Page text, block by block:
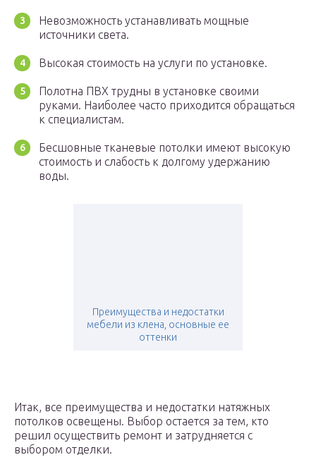
Невозможность устанавливать мощные
источники света.
Высокая стоимость на услуги по установке.
Полотна ПВХ трудны в установке своими
руками. Наиболее часто приходится обращаться
к специалистам.
Бесшовные тканевые потолки имеют высокую
стоимость и слабость к долгому удержанию
воды.
Преимущества и недостатки
мебели из клена, основные ее
оттенки
Итак, все преимущества и недостатки натяжных
потолков освещены. Выбор остается за тем, кто
решил осуществить ремонт и затрудняется с
выбором отделки.